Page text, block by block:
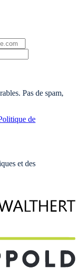
Pas de spam,
de
et des